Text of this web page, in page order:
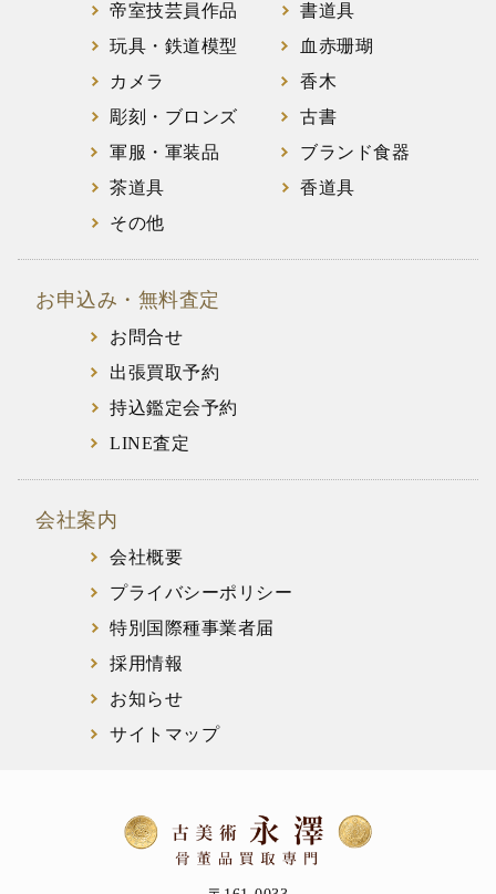
帝室技芸員作品
書道具
玩具・鉄道模型
血赤珊瑚
カメラ
香木
彫刻・ブロンズ
古書
軍服・軍装品
ブランド食器
茶道具
香道具
その他
お申込み・無料査定
お問合せ
出張買取予約
持込鑑定会予約
LINE査定
会社案内
会社概要
プライバシーポリシー
特別国際種事業者届
採用情報
お知らせ
サイトマップ